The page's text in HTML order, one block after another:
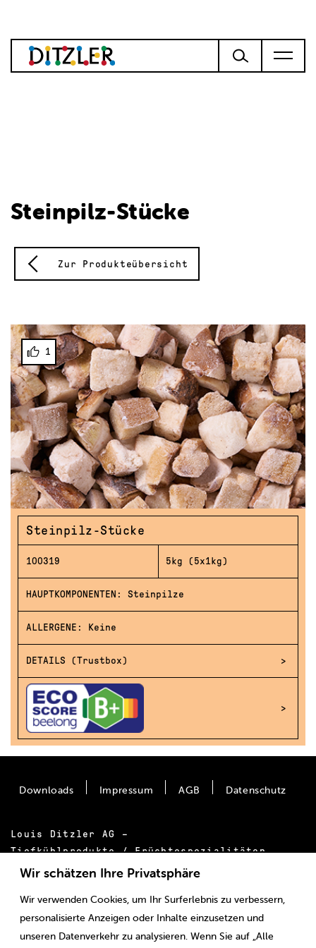
Wir schätzen Ihre Privatsphäre
Wir verwenden Cookies, um Ihr Surferlebnis zu verbessern,
personalisierte Anzeigen oder Inhalte einzusetzen und
unseren Datenverkehr zu analysieren. Wenn Sie auf „Alle
Steinpilz-Stücke
Zur Produkteübersicht
1
Steinpilz-Stücke
100319 5kg (5x1kg)
HAUPTKOMPONENTEN: Steinpilze
ALLERGENE: Keine
DETAILS (Trustbox)
Louis Ditzler AG –
Tiefkühlprodukte / Früchtespezialitäten
Bäumlimattstrasse 20
Tel.:+41 61 855 55 00
E-Mail:info@ditzler.ch
Downloads Impressum AGB Datenschutz